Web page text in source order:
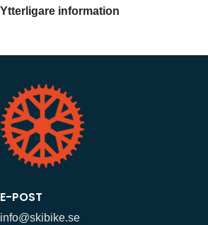
Ytterligare information
E-POST
info@skibike.se